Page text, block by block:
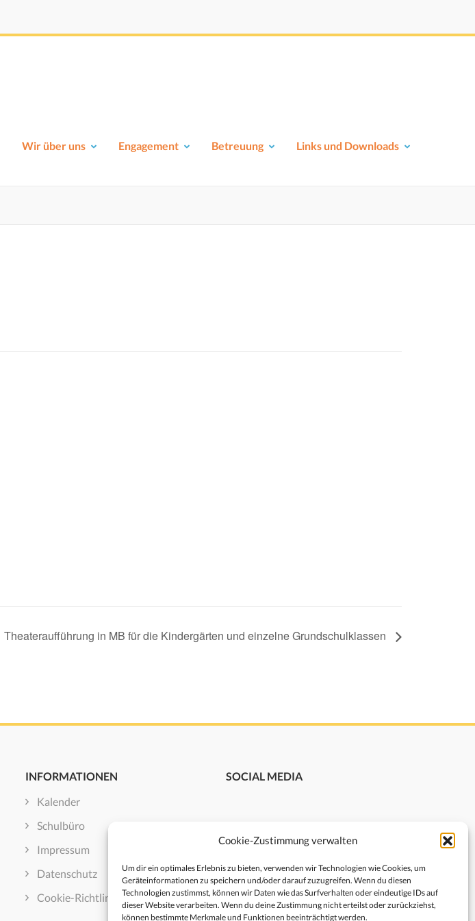
Cookie-Zustimmung verwalten
Um dir ein optimales Erlebnis zu bieten, verwenden wir Technologien wie Cookies, um
Geräteinformationen zu speichern und/oder darauf zuzugreifen. Wenn du diesen
Technologien zustimmst, können wir Daten wie das Surfverhalten oder eindeutige IDs auf
dieser Website verarbeiten. Wenn du deine Zustimmung nicht erteilst oder zurückziehst,
können bestimmte Merkmale und Funktionen beeinträchtigt werden.
Wir über uns Engagement Betreuung Links und Downloads
Theateraufführung in MB für die Kindergärten und einzelne Grundschulklassen
INFORMATIONEN
Kalender
Schulbüro
Impressum
Datenschutz
Cookie-Richtlinie (EU)
SOCIAL MEDIA